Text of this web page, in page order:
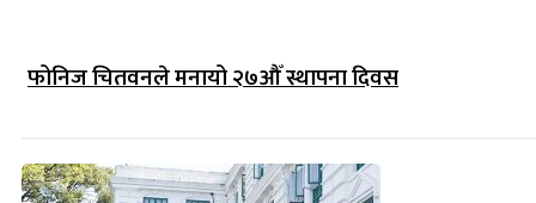
फोनिज चितवनले मनायो २७औँ स्थापना दिवस